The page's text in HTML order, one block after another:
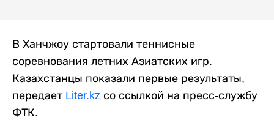
В Ханчжоу стартовали теннисные
соревнования летних Азиатских игр.
Казахстанцы показали первые результаты,
передает Liter.kz со ссылкой на пресс-службу
ФТК.